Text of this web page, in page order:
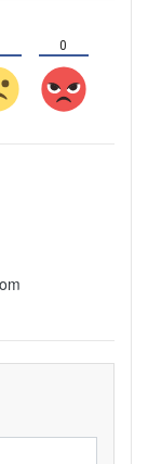
0